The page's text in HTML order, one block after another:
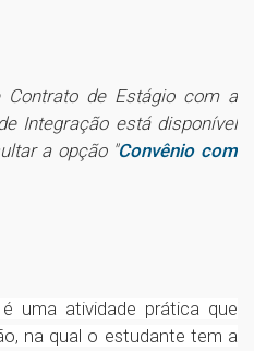
Contrato de Estágio com a
Integração está disponível
a opção "Convênio com
uma atividade prática que
na qual o estudante tem a